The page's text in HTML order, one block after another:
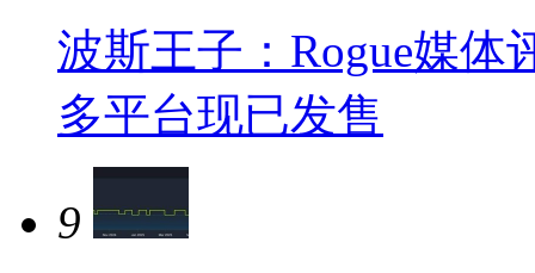
波斯王子：Rogue媒体
多平台现已发售
9